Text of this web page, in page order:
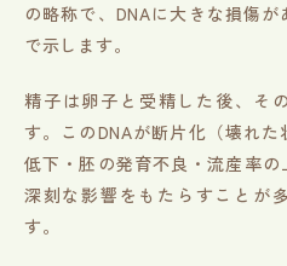
の略称で、DNAに大きな損傷
で示します。
精子は卵子と受精した後、そ
す。このDNAが断片化（壊れ
低下・胚の発育不良・流産率
深刻な影響をもたらすことが
す。